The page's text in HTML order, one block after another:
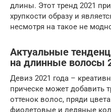
длины. Этот тренд 2021
хрупкости образу и
несмотря на такое не
Актуальные
на длинные волосы
Девиз 2021 года –
прическе может добавить
оттенок волос, пряди
фиолетовые и ледяные